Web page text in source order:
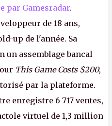
par Gamesradar.
de 18 ans,
up de l'année. Sa
un assemblage bancal
This Game Costs $200,
par la plateforme.
enregistre 6 717 ventes,
virtuel de 1,3 million